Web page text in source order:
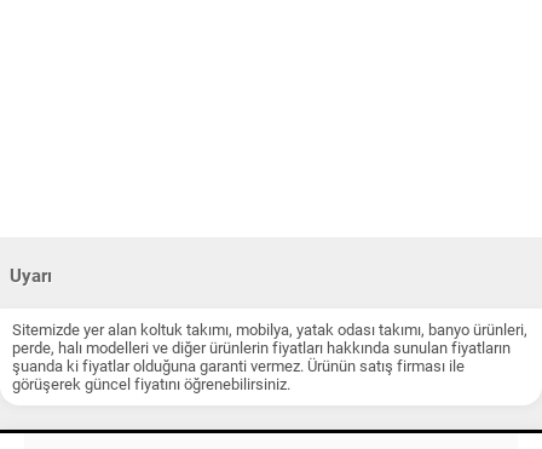
Uyarı
Sitemizde yer alan koltuk takımı, mobilya, yatak odası takımı, banyo ürünleri,
perde, halı modelleri ve diğer ürünlerin fiyatları hakkında sunulan fiyatların
şuanda ki fiyatlar olduğuna garanti vermez. Ürünün satış firması ile
görüşerek güncel fiyatını öğrenebilirsiniz.